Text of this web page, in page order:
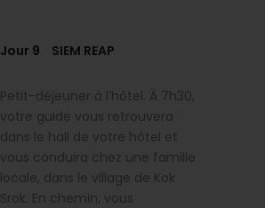
Jour 9 SIEM REAP
Petit-déjeuner à l’hôtel. À 7h30,
votre guide vous retrouvera
dans le hall de votre hôtel et
vous conduira chez une famille
locale, dans le village de Kok
Srok. En chemin, vous